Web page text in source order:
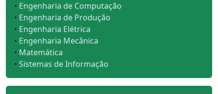
• Engenharia de Computação
• Engenharia de Produção
• Engenharia Elétrica
• Engenharia Mecânica
• Matemática
• Sistemas de Informação